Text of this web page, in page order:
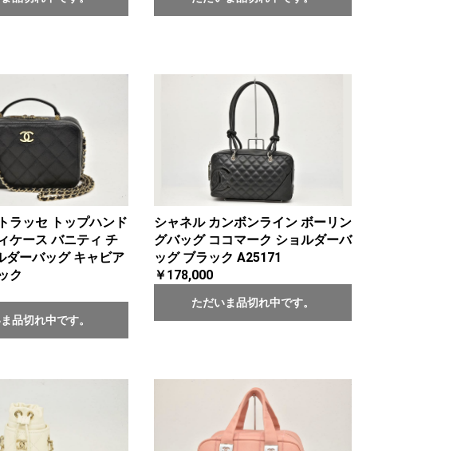
ラッセ トップハンド
ケース バニティ チ
ダーバッグ キャビア
ク
品切れ中です。
シャネル カンボンライン ボーリン
グバッグ ココマーク ショルダーバ
ッグ ブラック A25171
￥178,000
ただいま品切れ中です。